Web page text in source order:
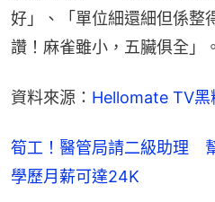
好」、「單位細還細但係整
讚！麻雀雖小，五臟俱全」。
資料來源： Hellomate TV黑
筍工！醫管局請二級助理
學歷月薪可達24K